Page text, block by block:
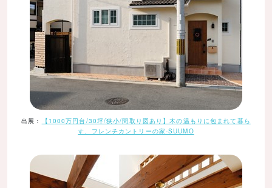
出展：
【1000万円台/30坪/狭小/間取り図あり】木の温もりに包まれて暮ら
す、フレンチカントリーの家-SUUMO